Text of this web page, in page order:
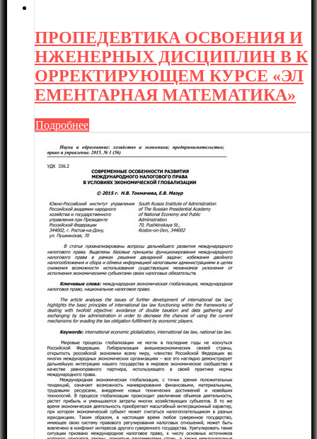
ПРОПЕДЕВТИКА ОСВОЕНИЯ И
НЖЕНЕРНЫХ ДИСЦИПЛИН В К
ОРРЕКТИРУЮЩЕМ КУРСЕ «ЭЛ
ЕМЕНТАРНАЯ МАТЕМАТИКА»
Подробнее